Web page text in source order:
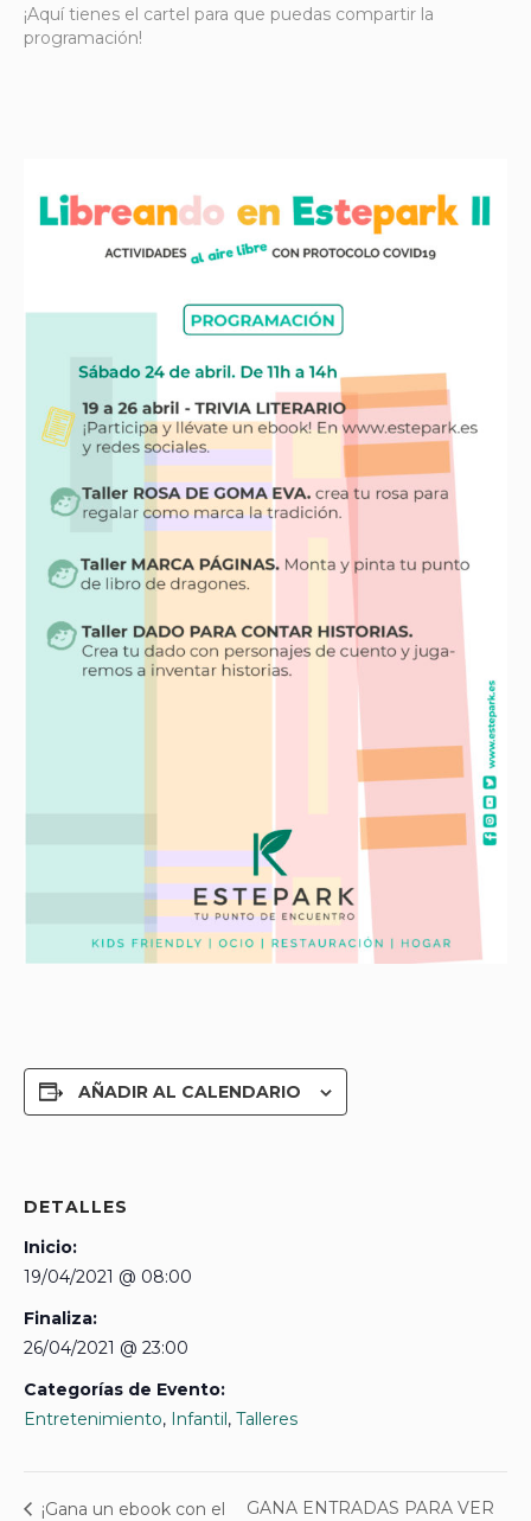
¡Aquí tienes el cartel para que puedas compartir la
programación!
AÑADIR AL CALENDARIO
DETALLES
Inicio:
19/04/2021 @ 08:00
Finaliza:
26/04/2021 @ 23:00
Categorías de Evento:
Entretenimiento, Infantil, Talleres
¡Gana un ebook con el
GANA ENTRADAS PARA VER